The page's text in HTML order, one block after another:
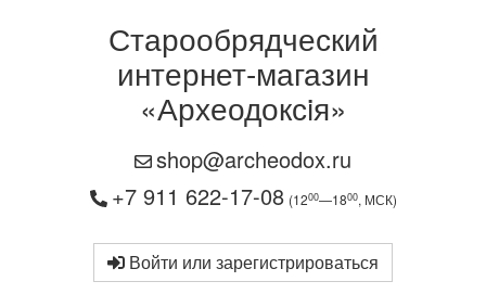
Старообрядческий
интернет-магазин
«Археодоксiя»
shop@archeodox.ru
+7 911 622-17-08 (1200—1800, МСК)
Войти или зарегистрироваться